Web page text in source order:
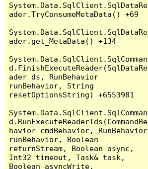
System.Data.SqlClient.SqlDataRe
ader.TryConsumeMetaData() +69
System.Data.SqlClient.SqlDataRe
ader.get_MetaData() +134
System.Data.SqlClient.SqlComman
d.FinishExecuteReader(SqlDataRe
ader ds, RunBehavior
runBehavior, String
resetOptionsString) +6553981
System.Data.SqlClient.SqlComman
d.RunExecuteReaderTds(CommandBe
havior cmdBehavior, RunBehavior
runBehavior, Boolean
returnStream, Boolean async,
Int32 timeout, Task& task,
Boolean asyncWrite,